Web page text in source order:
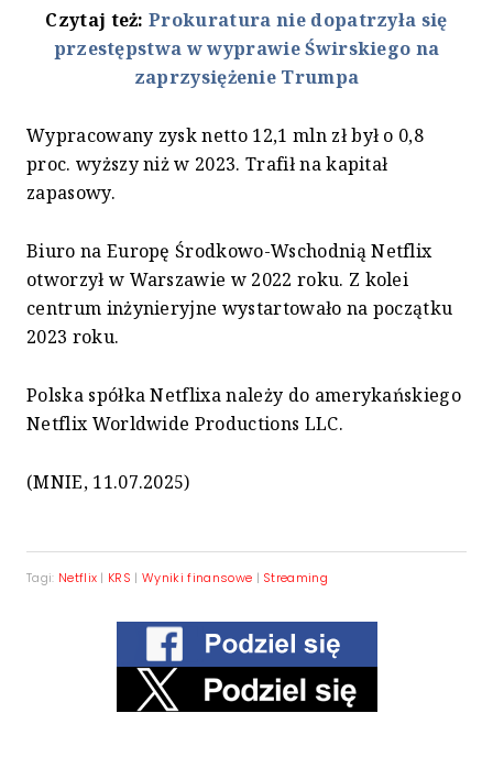
Czytaj też:Prokuratura nie dopatrzyła się
przestępstwa w wyprawie Świrskiego na
zaprzysiężenie Trumpa
Wypracowany zysk netto 12,1 mln zł był o 0,8
proc. wyższy niż w 2023. Trafił na kapitał
zapasowy.
Biuro na Europę Środkowo-Wschodnią Netflix
otworzył w Warszawie w 2022 roku. Z kolei
centrum inżynieryjne wystartowało na początku
2023 roku.
Polska spółka Netflixa należy do amerykańskiego
Netflix Worldwide Productions LLC.
(MNIE, 11.07.2025)
Tagi: Netflix | KRS |Wyniki finansowe | Streaming